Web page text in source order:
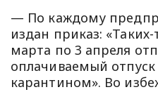
— По каждому
издан приказ:
марта по 3 апреля
оплачиваемый отпуск
карантином». Во